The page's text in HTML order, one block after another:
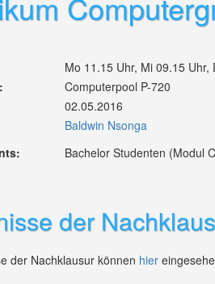
Mo 11.15 Uhr, Mi 09.15 Uhr,
Computerpool P-720
02.05.2016
Baldwin Nsonga
Bachelor Studenten (Modul
der
der Nachklausur können hier